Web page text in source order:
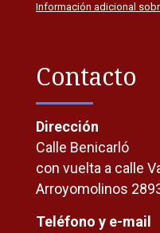
Información adicional
Contacto
Dirección
Calle Benicarló
con vuelta a calle
Arroyomolinos
Teléfono y e-mail